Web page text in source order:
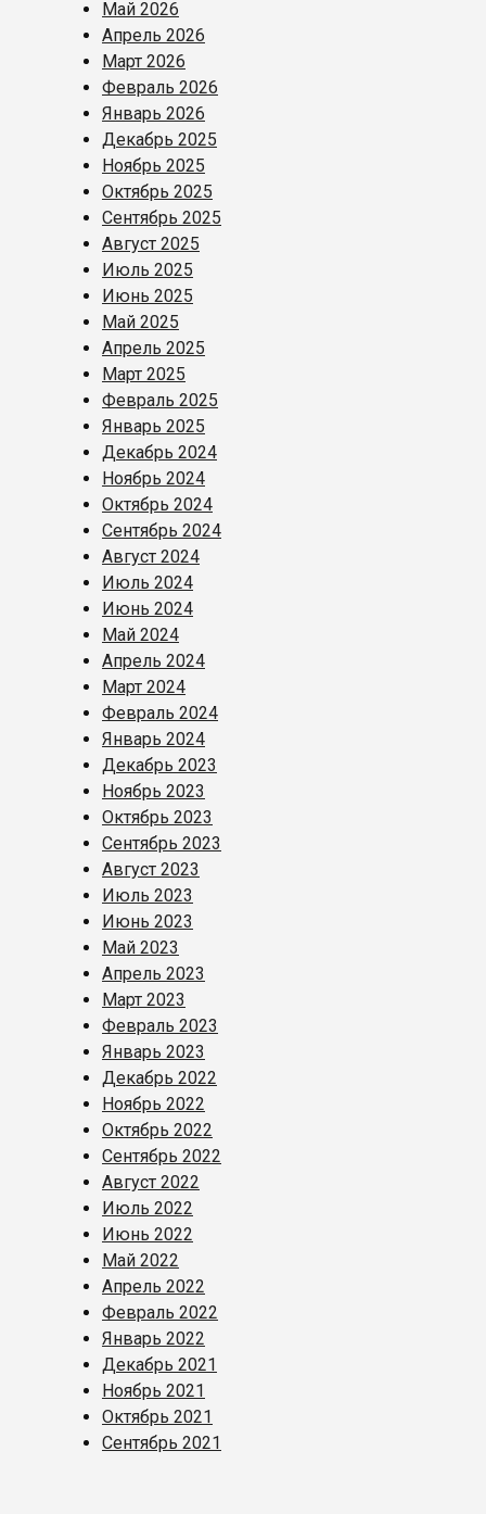
Май 2026
Апрель 2026
Март 2026
Февраль 2026
Январь 2026
Декабрь 2025
Ноябрь 2025
Октябрь 2025
Сентябрь 2025
Август 2025
Июль 2025
Июнь 2025
Май 2025
Апрель 2025
Март 2025
Февраль 2025
Январь 2025
Декабрь 2024
Ноябрь 2024
Октябрь 2024
Сентябрь 2024
Август 2024
Июль 2024
Июнь 2024
Май 2024
Апрель 2024
Март 2024
Февраль 2024
Январь 2024
Декабрь 2023
Ноябрь 2023
Октябрь 2023
Сентябрь 2023
Август 2023
Июль 2023
Июнь 2023
Май 2023
Апрель 2023
Март 2023
Февраль 2023
Январь 2023
Декабрь 2022
Ноябрь 2022
Октябрь 2022
Сентябрь 2022
Август 2022
Июль 2022
Июнь 2022
Май 2022
Апрель 2022
Февраль 2022
Январь 2022
Декабрь 2021
Ноябрь 2021
Октябрь 2021
Сентябрь 2021